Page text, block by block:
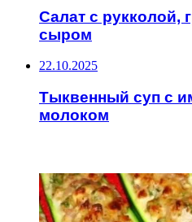
Салат с рукколой,
сыром
22.10.2025
Тыквенный суп с
молоком